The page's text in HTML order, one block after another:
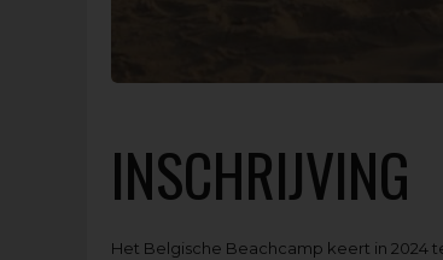
INSCHRIJVING
Het Belgische Beachcamp keert in 2024